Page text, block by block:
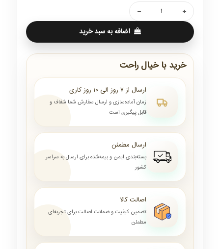
اضافه به سبد خرید
خرید با خیال راحت
ارسال از ۷ روز الی ۱۰ روز کاری
زمان آماده‌سازی و ارسال سفارش شما شفاف و
قابل پیگیری است
ارسال مطمئن
بسته‌بندی ایمن و بیمه‌شده برای ارسال به سراسر
کشور
اصالت کالا
تضمین کیفیت و ضمانت اصالت برای تجربه‌ای
مطمئن